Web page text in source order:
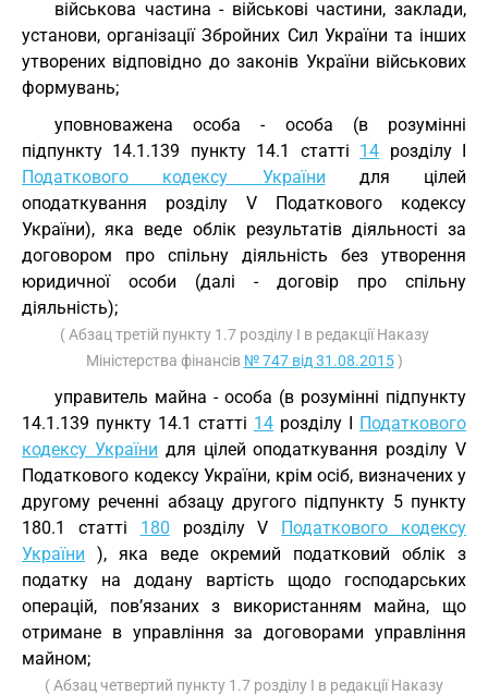
військова частина - військові частини, заклади,
установи, організації Збройних Сил України та інших
утворених відповідно до законів України військових
формувань;
уповноважена особа - особа (в розумінні
підпункту 14.1.139 пункту 14.1 статті 14 розділу І
Податкового кодексу України для цілей
оподаткування розділу V Податкового кодексу
України), яка веде облік результатів діяльності за
договором про спільну діяльність без утворення
юридичної особи (далі - договір про спільну
діяльність);
( Абзац третій пункту 1.7 розділу І в редакції Наказу
Міністерства фінансів № 747 від 31.08.2015)
управитель майна - особа (в розумінні підпункту
14.1.139 пункту 14.1 статті 14 розділу І Податкового
кодексу України для цілей оподаткування розділу V
Податкового кодексу України, крім осіб, визначених у
другому реченні абзацу другого підпункту 5 пункту
180.1 статті 180 розділу V Податкового кодексу
України ), яка веде окремий податковий облік з
податку на додану вартість щодо господарських
операцій, пов’язаних з використанням майна, що
отримане в управління за договорами управління
майном;
( Абзац четвертий пункту 1.7 розділу І в редакції Наказу